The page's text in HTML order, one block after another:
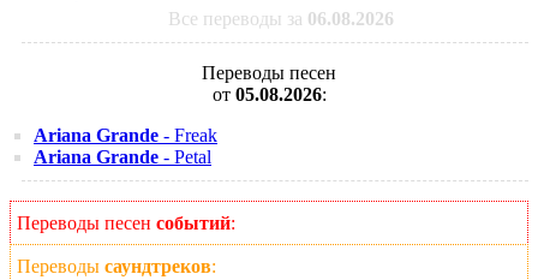
Все переводы за 06.08.2026
Переводы песен
от 05.08.2026:
Ariana Grande - Freak
Ariana Grande - Petal
Переводы песен событий:
Переводы саундтреков: